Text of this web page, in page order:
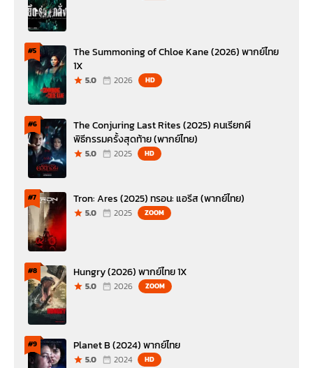
#5
The Summoning of Chloe Kane (2026) พากย์ไทย
1X
5.0 2026 HD
#6
The Conjuring Last Rites (2025) คนเรียกผี
พิธีกรรมครั้งสุดท้าย (พากย์ไทย)
5.0 2025 HD
#7 Tron: Ares (2025) ทรอน: แอรีส (พากย์ไทย)
5.0 2025 ZOOM
#8 Hungry (2026) พากย์ไทย 1X
5.0 2026 ZOOM
#9 Planet B (2024) พากย์ไทย
5.0 2024 HD